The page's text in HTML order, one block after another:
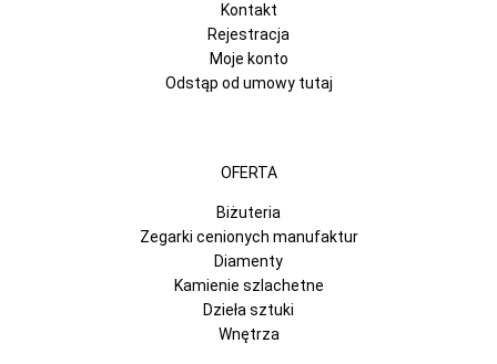
Kontakt
Rejestracja
Moje konto
Odstąp od umowy tutaj
OFERTA
Biżuteria
Zegarki cenionych manufaktur
Diamenty
Kamienie szlachetne
Dzieła sztuki
Wnętrza